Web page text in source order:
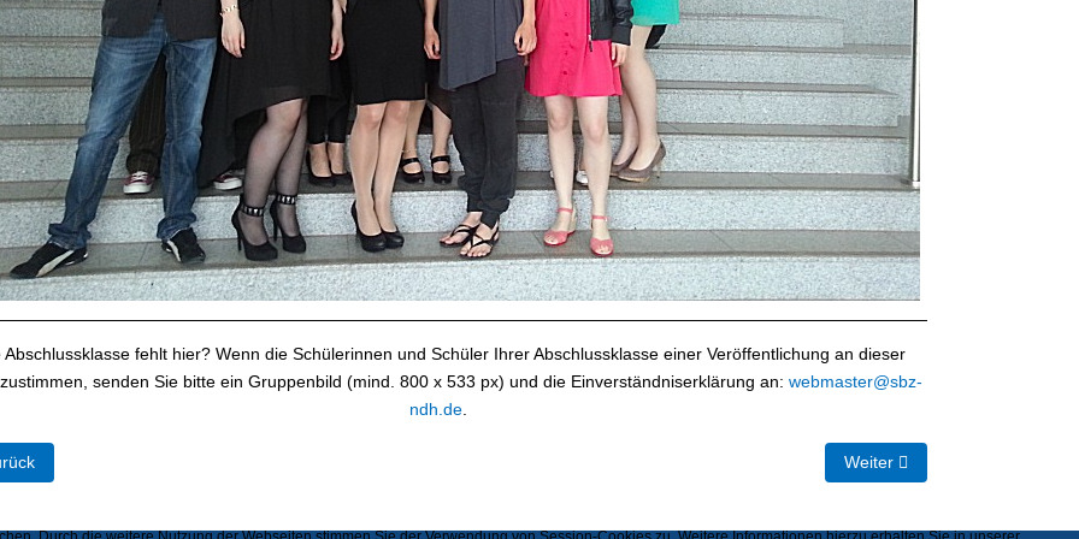
Abschlussklasse fehlt hier? Wenn die Schülerinnen und Schüler Ihrer Abschlussklasse einer Veröffentlichung an dieser
senden Sie bitte ein Gruppenbild (mind. 800 x 533 px) und die Einverständniserklärung an: webmaster@sbz-
ndh.de.
Beitrag: Abschlussjahrgang 2014/2015 Nächster Beitrag:
Weiter